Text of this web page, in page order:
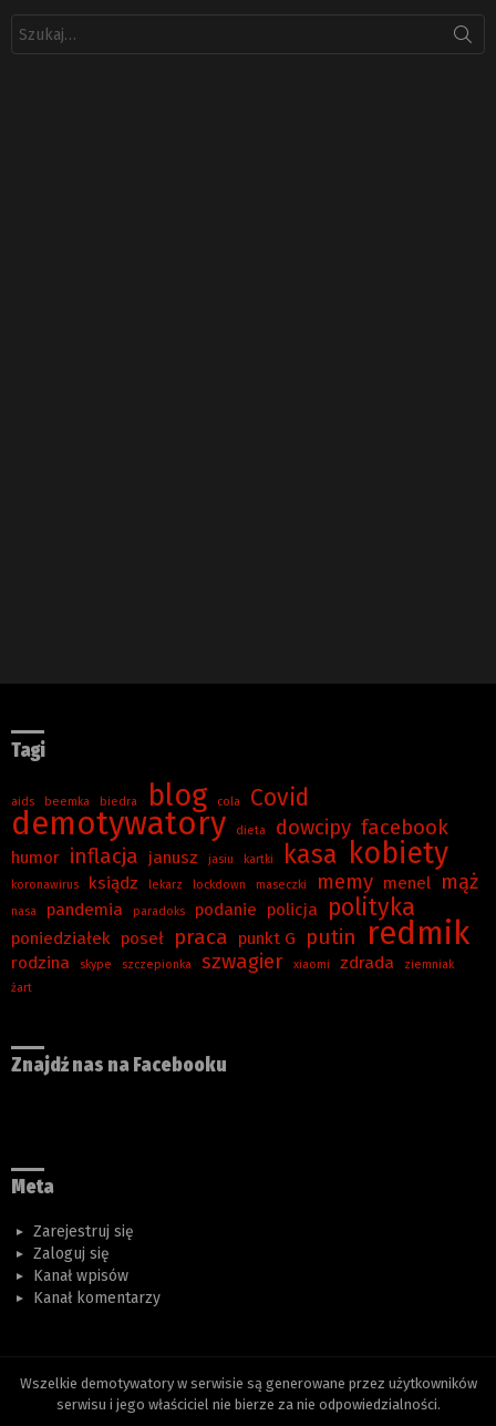
Tagi
aids beemka biedra blog cola Covid
demotywatory dieta dowcipy facebook
humor inflacja janusz jasiu kartki kasa kobiety
koronawirus ksiądz lekarz lockdown maseczki memy menel mąż
nasa pandemia paradoks podanie policja polityka
poniedziałek poseł praca punkt G putin redmik
rodzina skype szczepionka szwagier xiaomi zdrada
ziemniak
żart
Znajdź nas na Facebooku
Meta
Zarejestruj się
Zaloguj się
Kanał wpisów
Kanał komentarzy
Wszelkie demotywatory w serwisie są generowane przez użytkowników
serwisu i jego właściciel nie bierze za nie odpowiedzialności.